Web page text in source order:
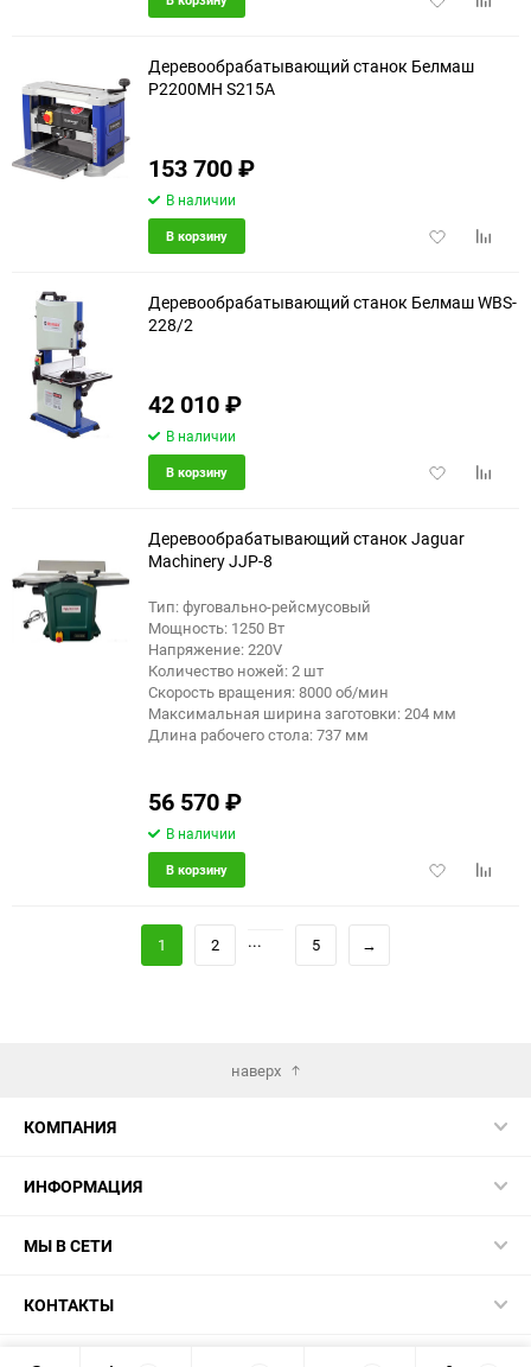
еще 4 фото
Деревообрабатывающий станок Белмаш
P2200MH S215A
153 700₽
В наличии
Добавить
В корзину
еще 5 фото
Деревообрабатывающий станок Белмаш WBS-
228/2
42 010₽
В наличии
Добавить
В корзину
Деревообрабатывающий станок Jaguar
Machinery JJP-8
Тип: фуговально-рейсмусовый
Мощность: 1250 Вт
Напряжение: 220V
Количество ножей: 2 шт
Скорость вращения: 8000 об/мин
Максимальная ширина заготовки: 204 мм
Длина рабочего стола: 737 мм
56 570₽
В наличии
Добавить
В корзину
1 2 ... 5 →
наверх
КОМПАНИЯ
ИНФОРМАЦИЯ
МЫ В СЕТИ
КОНТАКТЫ